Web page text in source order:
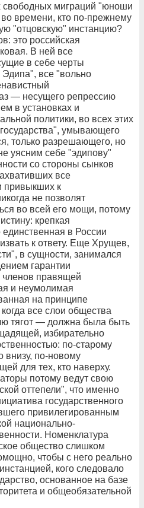
свободных миграций "юноши
времени, кто по-прежнему
"отцовскую" инстанцию?
это российская
В ней все
в себе черты
все "вольно
— несущего репрессию
в установках и
политики, во всех этих
умывающего
только разрешающего, но
уясним себе "эдипову"
со стороны сынков
все
привыкших к
не позволят
во всей его мощи, потому
крепкая
единственная в России
к ответу. Еще Хрущев,
в сущности, занимался
гарантии
членов правящей
и неумолимая
на принципе
все слои общества
тягот — должна была быть
избирательно
по-старому
внизу, по-новому
для тех, кто наверху.
потому ведут свою
оттепели", что именно
государственного
привилегированным
национально-
Номенклатура
общество слишком
чтобы с него реально
кого следовало
основанное на базе
и общеобязательной